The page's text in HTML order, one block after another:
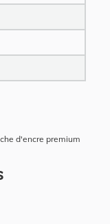
d'encre premium